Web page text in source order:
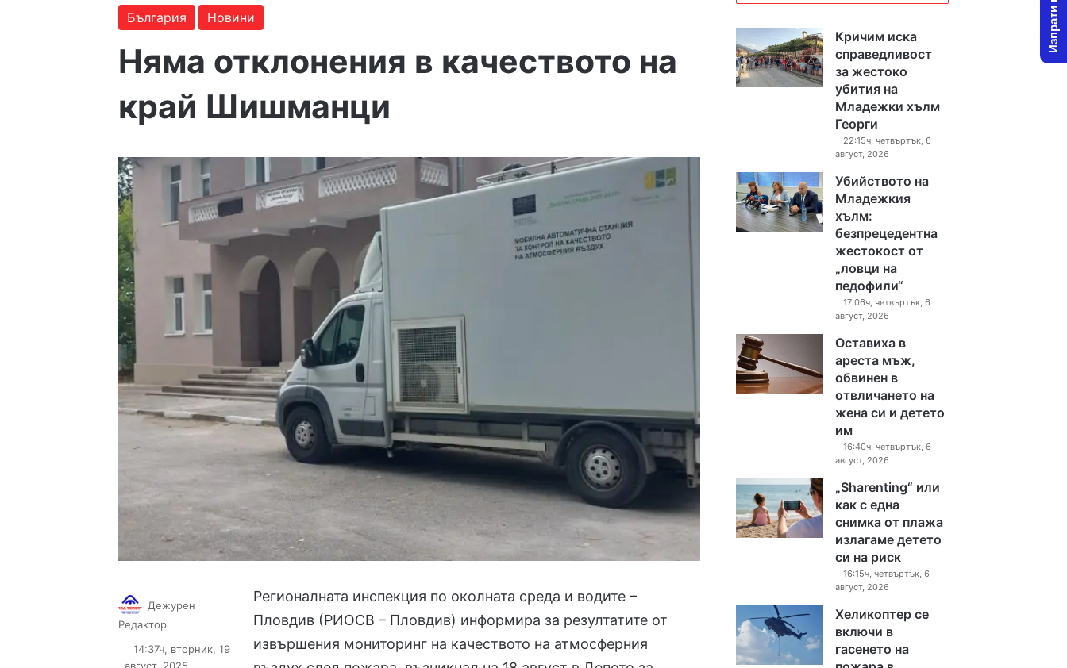
България Новини
Няма отклонения в качеството на
край Шишманци
Регионалната инспекция по околната среда и водите –
Пловдив (РИОСВ – Пловдив) информира за резултатите от
извършения мониторинг на качеството на атмосферния
Дежурен
Редактор
Xemail
14:37ч, вторник, 19
Кричим иска
справедливост
за жестоко
убития на
Младежки хълм
Георги
22:15ч, четвъртък, 6
август, 2026
Убийството на
Младежкия
хълм:
безпрецедентна
жестокост от
„ловци на
педофили“
17:06ч, четвъртък, 6
август, 2026
Оставиха в
ареста мъж,
обвинен в
отвличането на
жена си и детето
им
16:40ч, четвъртък, 6
август, 2026
„Sharenting“ или
как с една
снимка от плажа
излагаме детето
си на риск
16:15ч, четвъртък, 6
август, 2026
Хеликоптер се
включи в
гасенето на